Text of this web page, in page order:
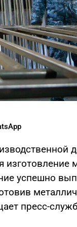
успешно
пресс-